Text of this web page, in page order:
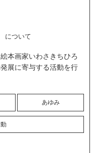
について
本画家いわさきちひろ
展に寄与する活動を行
あゆみ